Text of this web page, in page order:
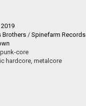
Brothers /Spinefarm Records
core
hardcore, metalcore